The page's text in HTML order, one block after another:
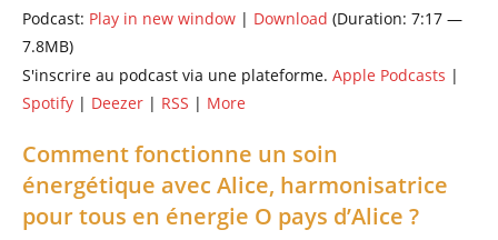
Podcast: Play in new window | Download (Duration: 7:17 —
7.8MB)
S'inscrire au podcast via une plateforme. Apple Podcasts |
Spotify | Deezer | RSS | More
Comment fonctionne un soin
énergétique avec Alice, harmonisatrice
pour tous en énergie O pays d’Alice ?